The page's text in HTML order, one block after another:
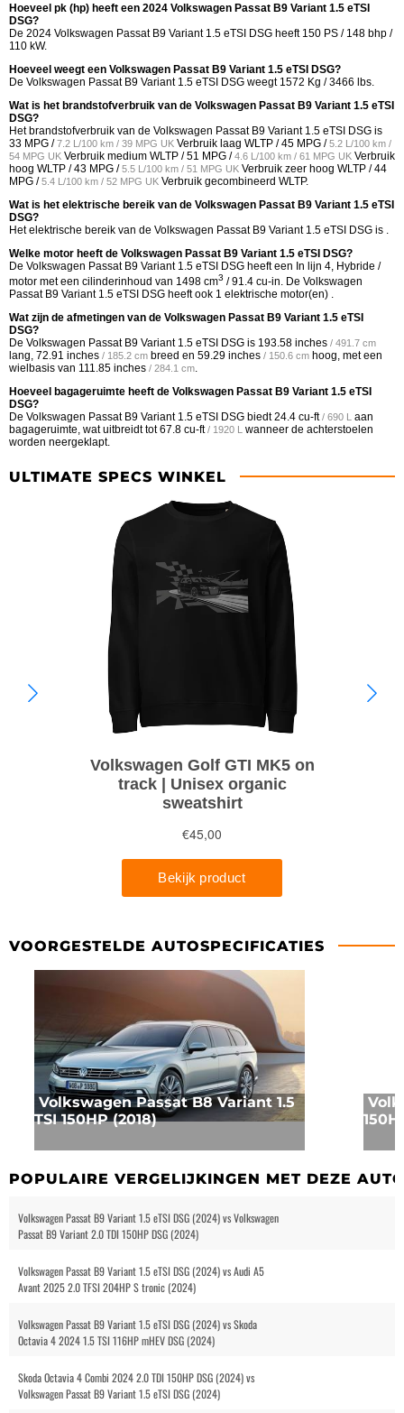
Hoeveel pk (hp) heeft een 2024 Volkswagen Passat B9 Variant 1.5 eTSI
DSG?
De 2024 Volkswagen Passat B9 Variant 1.5 eTSI DSG heeft 150 PS / 148 bhp /
110 kW.
Hoeveel weegt een Volkswagen Passat B9 Variant 1.5 eTSI DSG?
De Volkswagen Passat B9 Variant 1.5 eTSI DSG weegt 1572 Kg / 3466 lbs.
Wat is het brandstofverbruik van de Volkswagen Passat B9 Variant 1.5 eTSI
DSG?
Het brandstofverbruik van de Volkswagen Passat B9 Variant 1.5 eTSI DSG is
33 MPG /7.2 L/100 km / 39 MPG UK Verbruik laag WLTP /45 MPG /5.2 L/100 km /
54 MPG UK Verbruik medium WLTP /51 MPG /4.6 L/100 km / 61 MPG UK Verbruik
hoog WLTP /43 MPG /5.5 L/100 km / 51 MPG UK Verbruik zeer hoog WLTP /44
MPG /5.4 L/100 km / 52 MPG UK Verbruik gecombineerd WLTP.
Wat is het elektrische bereik van de Volkswagen Passat B9 Variant 1.5 eTSI
DSG?
Het elektrische bereik van de Volkswagen Passat B9 Variant 1.5 eTSI DSG is .
Welke motor heeft de Volkswagen Passat B9 Variant 1.5 eTSI DSG?
De Volkswagen Passat B9 Variant 1.5 eTSI DSG heeft een In lijn 4, Hybride /
motor met een cilinderinhoud van 1498 cm3 / 91.4 cu-in. De Volkswagen
Passat B9 Variant 1.5 eTSI DSG heeft ook 1 elektrische motor(en) .
Wat zijn de afmetingen van de Volkswagen Passat B9 Variant 1.5 eTSI
DSG?
De Volkswagen Passat B9 Variant 1.5 eTSI DSG is 193.58 inches / 491.7 cm
lang, 72.91 inches / 185.2 cm breed en 59.29 inches / 150.6 cm hoog, met een
wielbasis van 111.85 inches / 284.1 cm
Hoeveel bagageruimte heeft de Volkswagen Passat B9 Variant 1.5 eTSI
DSG?
De Volkswagen Passat B9 Variant 1.5 eTSI DSG biedt24.4 cu-ft / 690 L aan
bagageruimte, wat uitbreidt tot67.8 cu-ft / 1920 L wanneer de achterstoelen
worden neergeklapt.
ULTIMATE SPECS WINKEL
VOORGESTELDE AUTOSPECIFICATIES
Volkswagen Passat B8 Variant 1.5
TSI 150HP (2018)
POPULAIRE VERGELIJKINGEN MET DEZE
Volkswagen Passat B9 Variant 1.5 eTSI DSG (2024) vs Volkswagen
Passat B9 Variant 2.0 TDI 150HP DSG (2024)
Volkswagen Passat B9 Variant 1.5 eTSI DSG (2024) vs Audi A5
Avant 2025 2.0 TFSI 204HP S tronic (2024)
Volkswagen Passat B9 Variant 1.5 eTSI DSG (2024) vs Skoda
Octavia 4 2024 1.5 TSI 116HP mHEV DSG (2024)
Skoda Octavia 4 Combi 2024 2.0 TDI 150HP DSG (2024) vs
Volkswagen Passat B9 Variant 1.5 eTSI DSG (2024)